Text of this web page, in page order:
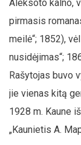
Aleksoto kalno,
pirmasis
meilė“; 1852),
nusidėjimas“;
Rašytojas buvo
jie vienas kitą
1928 m. Kaune
„Kaunietis A.